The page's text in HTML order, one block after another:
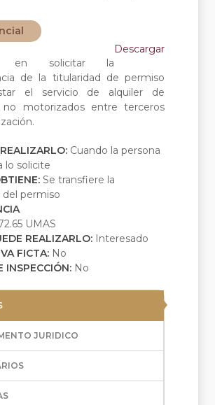
Descargar
en solicitar la
de la titularidad de permiso
el servicio de alquiler de
no motorizados entre terceros
Cuando la persona
lo solicite
Se transfiere la
permiso
UMAS
REALIZARLO: Interesado
FICTA: No
INSPECCIÓN: No
JURIDICO